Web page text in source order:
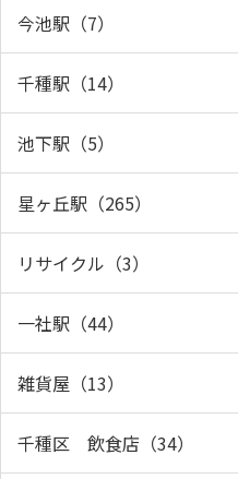
今池駅（7）
千種駅（14）
池下駅（5）
星ヶ丘駅（265）
リサイクル（3）
一社駅（44）
雑貨屋（13）
千種区 飲食店（34）